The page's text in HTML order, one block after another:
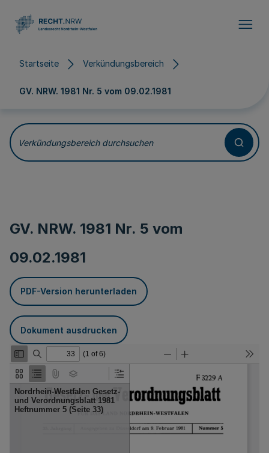
Startseite Verkündungsbereich
GV. NRW. 1981 Nr. 5 vom 09.02.1981
Verkündungsbereich durchsuchen
GV. NRW. 1981 Nr. 5 vom
09.02.1981
PDF-Version herunterladen
Dokument ausdrucken